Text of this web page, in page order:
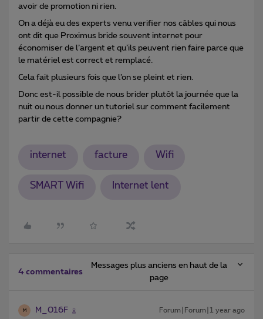
avoir de promotion ni rien.
On a déjà eu des experts venu verifier nos câbles qui nous
ont dit que Proximus bride souvent internet pour
économiser de l’argent et qu’ils peuvent rien faire parce que
le matériel est correct et remplacé.
Cela fait plusieurs fois que l’on se pleint et rien.
Donc est-il possible de nous brider plutôt la journée que la
nuit ou nous donner un tutoriel sur comment facilement
partir de cette compagnie?
internet facture Wifi
SMART Wifi Internet lent
4 commentaires
Messages plus anciens en haut de la
page
M M_016F Forum|Forum|1 year ago